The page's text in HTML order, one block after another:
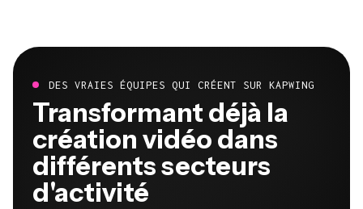
DES VRAIES ÉQUIPES QUI CRÉENT SUR KAPWING
Transformant déjà la
création vidéo dans
différents secteurs
d'activité